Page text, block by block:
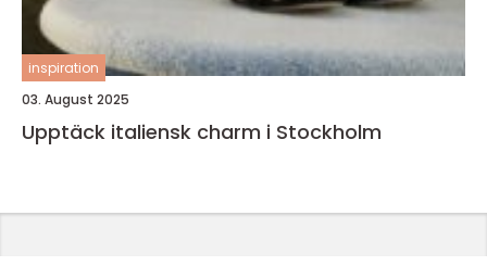
inspiration
03. August 2025
Upptäck italiensk charm i Stockholm